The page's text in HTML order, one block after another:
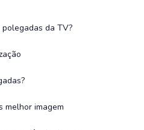
da TV?
melhor imagem